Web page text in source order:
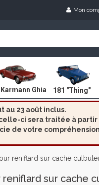
Mon
Karmann Ghia 181 "Thing"
au 23 août inclus.
ci sera traitée à partir
de votre
reniflard sur cache
sur cache